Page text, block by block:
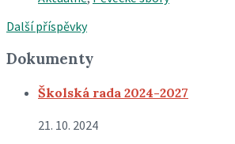
Další příspěvky
Dokumenty
Školská rada 2024-2027
21. 10. 2024